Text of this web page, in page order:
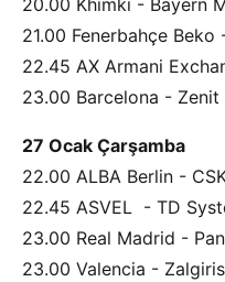
20.00 Khimki - Bayern
21.00 Fenerbahçe
22.45 AX Armani
23.00 Barcelona - Zenit
27 Ocak Çarşamba
22.00 ALBA Berlin -
22.45 ASVEL - TD
23.00 Real Madrid -
23.00 Valencia - Zalgiris